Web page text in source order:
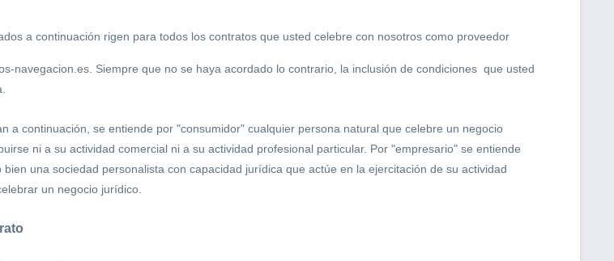
a continuación rigen para todos los contratos que usted celebre con nosotros como proveedor
navegacion.es. Siempre que no se haya acordado lo contrario, la inclusión de condiciones que usted
a continuación, se entiende por "consumidor" cualquier persona natural que celebre un negocio
ni a su actividad comercial ni a su actividad profesional particular. Por "empresario" se entiende
una sociedad personalista con capacidad jurídica que actúe en la ejercitación de su actividad
un negocio jurídico.